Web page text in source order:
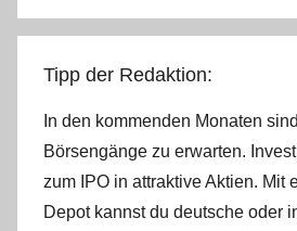
Tipp der Redaktion:
In den kommenden Monaten
Börsengänge zu erwarten.
zum IPO in attraktive Aktien. Mit
Depot kannst du deutsche oder